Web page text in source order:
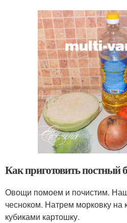
Как приготовить постный
Овощи помоем и почистим.
чесноком. Натрем морковку на
кубиками картошку.